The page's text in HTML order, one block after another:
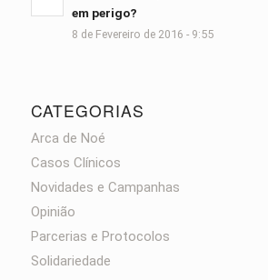
em perigo?
8 de Fevereiro de 2016 - 9:55
CATEGORIAS
Arca de Noé
Casos Clínicos
Novidades e Campanhas
Opinião
Parcerias e Protocolos
Solidariedade